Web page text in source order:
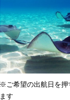
※ご希望の出航日を押
ます